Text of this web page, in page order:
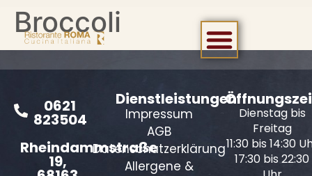
Broccoli
0621
823504
Rheindammstraße
19,
Dienstleistungen
Impressum
AGB
Datenschutzerklärung
Allergene &
Dienstag bis
Freitag
11:30 bis 14:30
17:30 bis 22:30